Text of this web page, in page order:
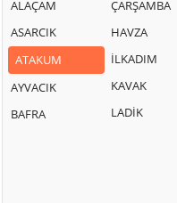
ALAÇAM
ASARCIK
ATAKUM
AYVACIK
BAFRA
ÇARŞAMBA
HAVZA
İLKADIM
KAVAK
LADİK